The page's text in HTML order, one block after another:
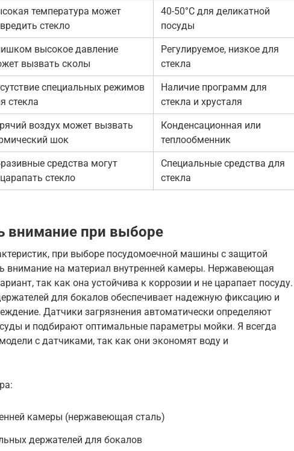
температура может
стекло
40-50°C для деликатной
посуды
высокое давление
вызвать сколы
Регулируемое, низкое для
стекла
специальных режимов
стекла
Наличие программ для
стекла и хрусталя
воздух может вызвать
шок
Конденсационная или
теплообменник
средства могут
стекло
Специальные средства для
стекла
внимание при выборе
при выборе посудомоечной машины с защитой
внимание на материал внутренней камеры. Нержавеющая
так как она устойчива к коррозии и не царапает посуду.
для бокалов обеспечивает надежную фиксацию и
Датчики загрязнения автоматически определяют
и подбирают оптимальные параметры мойки. Я всегда
с датчиками, так как они экономят воду и
камеры (нержавеющая сталь)
держателей для бокалов